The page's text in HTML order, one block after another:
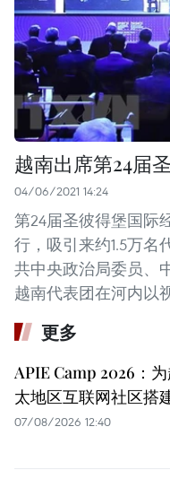
越南出席第24届
04/06/2021 14:24
第24届圣彼得堡国际
行，吸引来约1.5万名
共中央政治局委员、
越南代表团在河内以
更多
APIE Camp 2026：
太地区互联网社区搭
07/08/2026 12:40